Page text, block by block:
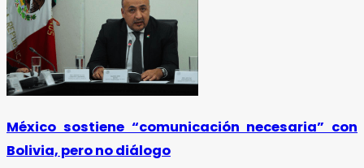
México sostiene “comunicación necesaria” con
Bolivia, pero no diálogo